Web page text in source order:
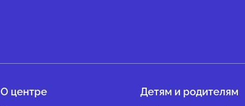
О центре Детям и родителям